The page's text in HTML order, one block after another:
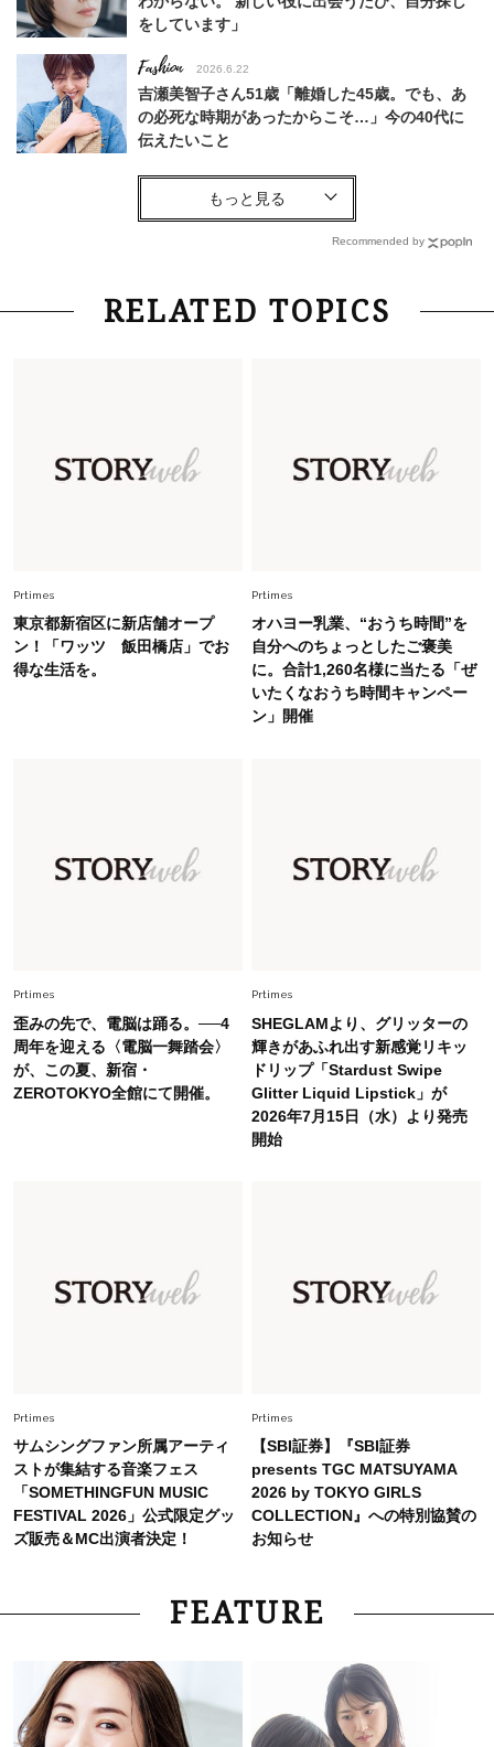
をしています」
Fashion 2026.6.22
吉瀬美智子さん51歳「離婚した45歳。でも、あ
の必死な時期があったからこそ…」今の40代に
伝えたいこと
Fashion
【40代コンサバ派】白Tシャツは「パール×ゴー
Lifestyle 2026.7.29
「お若いですね」は褒め言葉？“若い＝美しい”と
上野千鶴子先生が問い直す“理想の老後”の呪縛
【ジェンダー連載23】
Fashion 2026.6.12
中村ゆりさん「40代になり、やっと“仕事以外の
幸福感”に目が向いた」ライフスタイルも、服も
Fashion 2026.5.29
初夏はこれさえあれば！40代は【淡色ワンピ】
で即涼しげ＆上品見え〈3選〉
オシャレ40代の【ワンピ＆オールインワン】最
いめハーフパンツでモードに昇華
Recommended by
RELATED TOPICS
Prtimes
東京都新宿区に新店舗オープ
ン！「ワッツ 飯田橋店」でお
得な生活を。
Prtimes
オハヨー乳業、“おうち時間”を
自分へのちょっとしたご褒美
に。合計1,260名様に当たる「ぜ
いたくなおうち時間キャンペー
ン」開催
Prtimes
歪みの先で、電脳は踊る。──4
周年を迎える〈電脳一舞踏会〉
が、この夏、新宿・
ZEROTOKYO全館にて開催。
Prtimes
SHEGLAMより、グリッターの
輝きがあふれ出す新感覚リキッ
ドリップ「Stardust Swipe
Glitter Liquid Lipstick」が
2026年7月15日（水）より発売
開始
Prtimes
サムシングファン所属アーティ
ストが集結する音楽フェス
「SOMETHINGFUN MUSIC
FESTIVAL 2026」公式限定グッ
ズ販売＆MC出演者決定！
Prtimes
【SBI証券】『SBI証券
presents TGC MATSUYAMA
2026 by TOKYO GIRLS
COLLECTION』への特別協賛の
お知らせ
FEATURE